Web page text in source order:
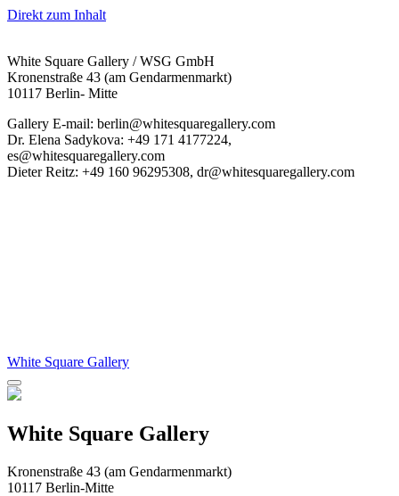
Direkt zum Inhalt
White Square Gallery / WSG GmbH
Kronenstraße 43 (am Gendarmenmarkt)
10117 Berlin- Mitte
Gallery E-mail: berlin@whitesquaregallery.com
Dr. Elena Sadykova: +49 171 4177224,
es@whitesquaregallery.com
Dieter Reitz: +49 160 96295308, dr@whitesquaregallery.com
White Square Gallery
White Square Gallery
Kronenstraße 43 (am Gendarmenmarkt)
10117 Berlin-Mitte